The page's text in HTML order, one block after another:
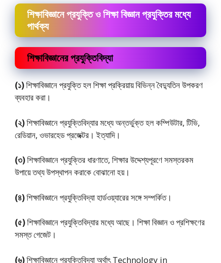
শিক্ষাবিজ্ঞানে প্রযুক্তি ও শিক্ষা বিজ্ঞান প্রযুক্তির মধ্যে
পার্থক্য
শিক্ষাবিজ্ঞানের প্রযুক্তিবিদ্যা
(১)শিক্ষাবিজ্ঞানে প্রযুক্তি হল শিক্ষা প্রক্রিয়ায় বিভিন্ন বৈদ্যুতিন উপকরণ
ব্যবহার করা।
(২)শিক্ষাবিজ্ঞানে প্রযুক্তিবিদ্যার মধ্যে অন্তর্ভুক্ত হল কম্পিউটার, টিভি,
রেডিয়ান, ওভারহেড প্রজেক্টর। ইত্যাদি।
(৩)শিক্ষাবিজ্ঞানে প্রযুক্তির ধারণাতে, শিক্ষার উদ্দেশ্যপূরণে সমস্তরকম
উপায়ে তথ্য উপস্থাপন করাকে বােঝানাে হয়।
(৪)শিক্ষাবিজ্ঞানে প্রযুক্তিবিদ্যা হার্ডওয়্যারের সঙ্গে সম্পর্কিত।
(৫)শিক্ষাবিজ্ঞানে প্রযুক্তিবিদ্যার মধ্যে আছে। শিক্ষা বিজ্ঞান ও প্রশিক্ষণের
সমস্ত গেজেট।
(৬)শিক্ষাবিজ্ঞানে প্রযুক্তিবিদ্যা অর্থাৎ Technology in